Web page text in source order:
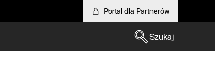
Portal dla Partnerów
Szukaj